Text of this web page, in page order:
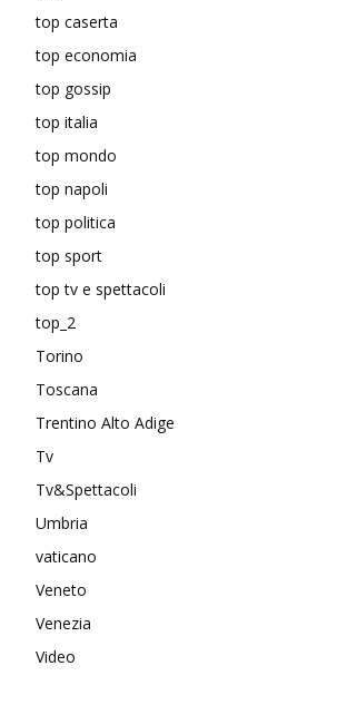
top caserta
top economia
top gossip
top italia
top mondo
top napoli
top politica
top sport
top tv e spettacoli
top_2
Torino
Toscana
Trentino Alto Adige
Tv
Tv&Spettacoli
Umbria
vaticano
Veneto
Venezia
Video